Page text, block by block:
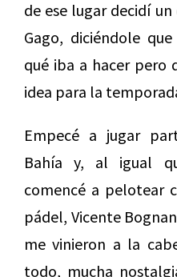
de ese lugar decidí
Gago, diciéndole
qué iba a hacer pero
idea para la
Empecé a jugar
Bahía y, al igual
comencé a pelotear
pádel, Vicente
me vinieron a la
todo, mucha